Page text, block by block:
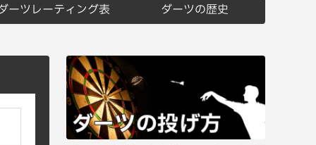
ーツレーティング表
ダーツの歴史